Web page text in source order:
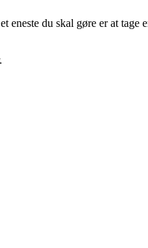
du skal gøre er at tage